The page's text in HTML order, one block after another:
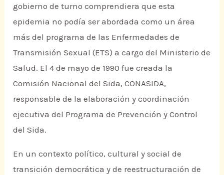
gobierno de turno comprendiera que esta
epidemia no podía ser abordada como un área
más del programa de las Enfermedades de
Transmisión Sexual (ETS) a cargo del Ministerio de
Salud. El 4 de mayo de 1990 fue creada la
Comisión Nacional del Sida, CONASIDA,
responsable de la elaboración y coordinación
ejecutiva del Programa de Prevención y Control
del Sida.
En un contexto político, cultural y social de
transición democrática y de reestructuración de